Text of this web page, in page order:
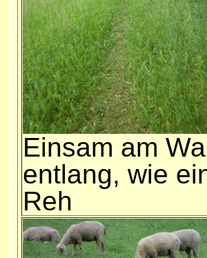
Einsam am
entlang, wie
Reh